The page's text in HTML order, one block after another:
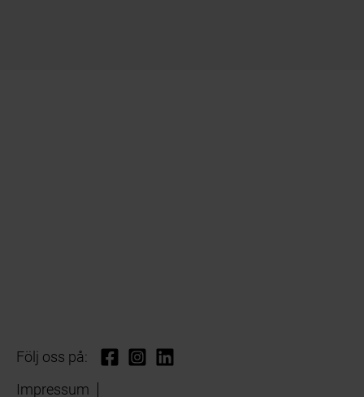
Följ oss på:
Impressum